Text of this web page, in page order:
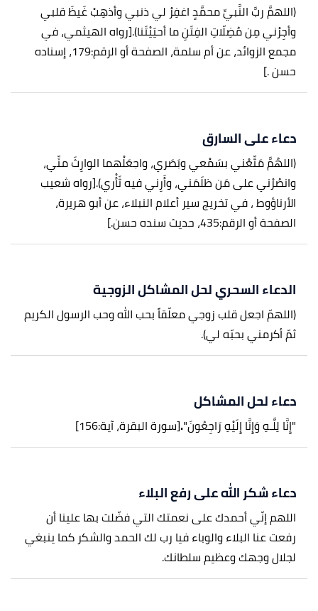
(اللهمَّ ربَّ النَّبيِّ محمَّدٍ اغفِرْ لي ذنبي وأذهِبْ غَيظَ قلبي
وأجِرْني مِن مُضِلّاتِ الفِتَنِ ما أحيَيْتَنا).[رواه الهيثمي، في
مجمع الزوائد، عن أم سلمة، الصفحة أو الرقم:179، إسناده
حسن .]
دعاء على السارق
(اللهُمَّ مَتِّعْني بسَمْعي وبَصَري، واجعَلْهما الوارِثَ منِّي،
وانصُرْني على مَن ظلَمَني، وأَرِني فيه ثَأْري).[رواه شعيب
الأرناؤوط ، في تخريج سير أعلام النبلاء، عن أبو هريرة،
الصفحة أو الرقم:435، حديث سنده حسن.]
الدعاء السحري لحل المشاكل الزوجية
(اللهمّ اجعل قلب زوجي معلّقاً بحب الله وحب الرسول الكريم
ثمّ أكرمني بحبّه لي).
دعاء لحل المشاكل
"إِنَّا لِلَّـهِ وَإِنَّا إِلَيْهِ رَاجِعُونَ".[سورة البقرة، آية:156]
دعاء شكر الله على رفع البلاء
اللهم إنّي أحمدك على نعمتك التي فضّلت بها علينا أن
رفعت عنا البلاء والوباء فيا رب لك الحمد والشكر كما ينبغي
لجلال وجهك وعظيم سلطانك.